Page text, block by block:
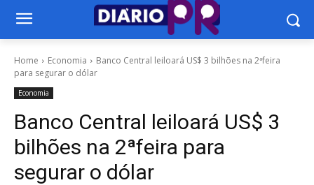
Home Economia
Banco Central leiloará US$ 3 bilhões na 2ªfeira
para segurar o dólar
Economia
Banco Central leiloará US$ 3
bilhões na 2ªfeira para
segurar o dólar